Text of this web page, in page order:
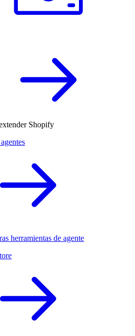
Shopify
herramientas de agente